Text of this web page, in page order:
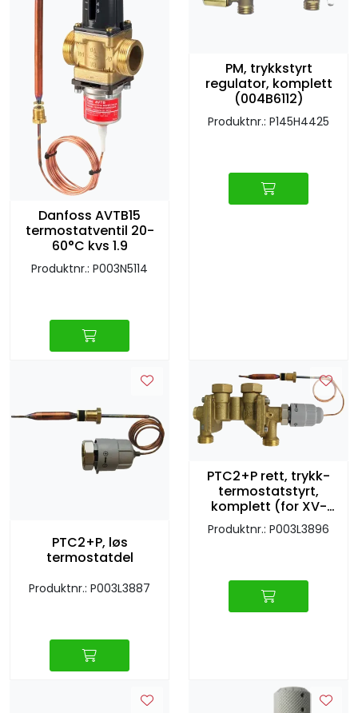
Danfoss AVTB15
termostatventil 20-
60°C kvs 1.9
Produktnr.: P003N5114
PM, trykkstyrt
regulator, komplett
(004B6112)
Produktnr.: P145H4425
PTC2+P, løs
termostatdel
Produktnr.: P003L3887
PTC2+P rett, trykk-
termostatstyrt,
komplett (for XV-
modul)
Produktnr.: P003L3896
Sprinkler
Tappevann
Trinnlyd
Vannbehandling
Varmeanlegg
Outlet
Kontakt oss